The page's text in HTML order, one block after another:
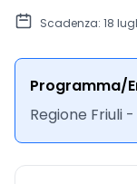
Scadenza: 18
Programma/
Regione Friuli